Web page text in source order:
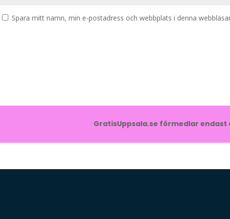
Spara mitt namn, min e-postadress och webbplats i denna
GratisUppsala.se förmedlar